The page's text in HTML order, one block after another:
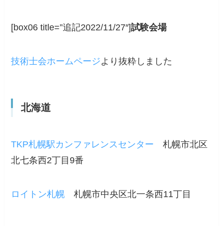
[box06 title=”追記2022/11/27″]試験会場
技術士会ホームページより抜粋しました
北海道
TKP札幌駅カンファレンスセンター 札幌市北区
北七条西2丁目9番
ロイトン札幌 札幌市中央区北一条西11丁目